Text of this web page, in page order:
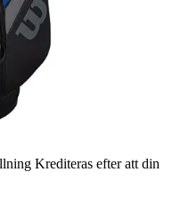
Krediteras efter att din